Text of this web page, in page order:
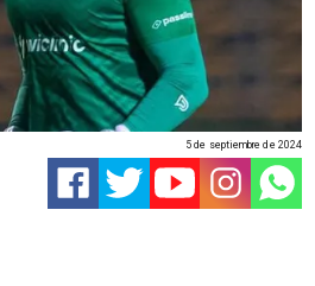
5 de septiembre de 2024